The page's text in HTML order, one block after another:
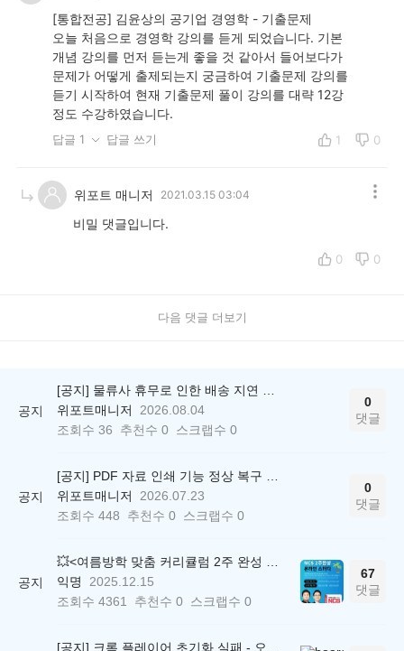
[통합전공] 김윤상의 공기업 경영학 - 기출문제
오늘 처음으로 경영학 강의를 듣게 되었습니다. 기본
개념 강의를 먼저 듣는게 좋을 것 같아서 들어보다가
문제가 어떻게 출제되는지 궁금하여 기출문제 강의를
듣기 시작하여 현재 기출문제 풀이 강의를 대략 12강
정도 수강하였습니다.
답글 1 답글 쓰기 1 0
위포트 매니저 2021.03.15 03:04
비밀 댓글입니다.
0 0
다음 댓글 더보기
공지
위포트매니저
2026.08.04
조회수 36 추천수 0 스크랩수 0
0
댓글
공지
위포트매니저
2026.07.23
조회수 448 추천수 0 스크랩수 0
0
댓글
공지
익명
2025.12.15
조회수 4361 추천수 0 스크랩수 0
67
댓글